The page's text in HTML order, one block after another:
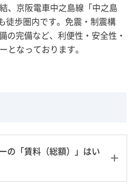
、京阪電車中之島線「中之島
徒歩圏内です。免震・制震構
の完備など、利便性・安全性・
となっております。
の「賃料（総額）」はい